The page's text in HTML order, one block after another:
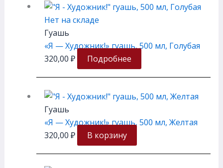
Нет на складе
Гуашь
«Я — Художник!» гуашь, 500 мл, Голубая
320,00 ₽ Подробнее
Гуашь
«Я — Художник!» гуашь, 500 мл, Желтая
320,00 ₽ В корзину